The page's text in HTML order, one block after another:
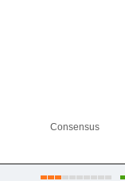
Consensus